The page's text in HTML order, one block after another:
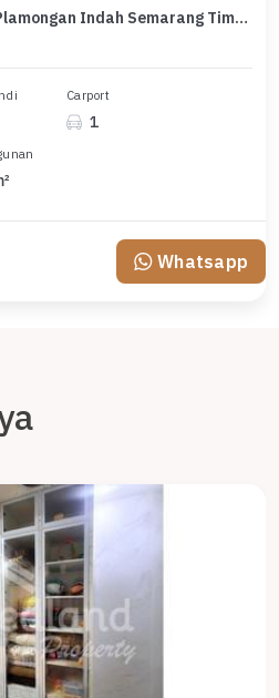
Rumah di Jasmine Park , Plamongan Indah Semarang Timur ( Me 7818 )
Carport
1
Whatsapp